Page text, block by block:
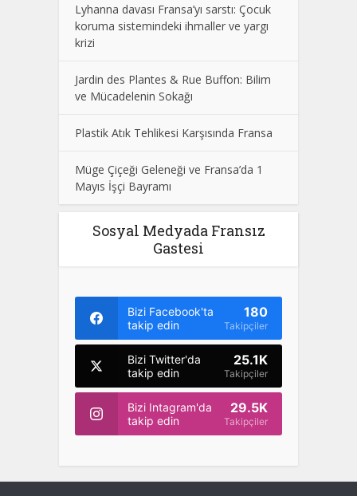
Lyhanna davası Fransa’yı sarstı: Çocuk
koruma sistemindeki ihmaller ve yargı
krizi
Jardin des Plantes & Rue Buffon: Bilim
ve Mücadelenin Sokağı
Plastik Atık Tehlikesi Karşısında Fransa
Müge Çiçeği Geleneği ve Fransa’da 1
Mayıs İşçi Bayramı
Sosyal Medyada Fransız
Gastesi
Bizi Facebook'ta
takip edin
180
Takipçiler
Bizi Twitter'da
takip edin
25.1K
Takipçiler
Bizi Intagram'da
takip edin
29.5K
Takipçiler